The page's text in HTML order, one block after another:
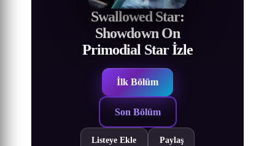
Swallowed Star:
Showdown On
Primodial Star İzle
İlk Bölüm
Son Bölüm
Listeye Ekle Paylaş